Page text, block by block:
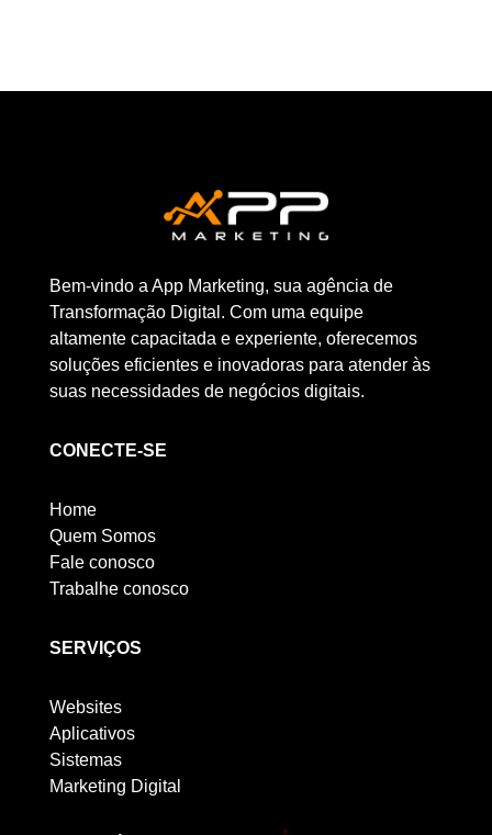
Bem-vindo a App Marketing, sua agência de
Transformação Digital. Com uma equipe
altamente capacitada e experiente, oferecemos
soluções eficientes e inovadoras para atender às
suas necessidades de negócios digitais.
CONECTE-SE
Home
Quem Somos
Fale conosco
Trabalhe conosco
SERVIÇOS
Websites
Aplicativos
Sistemas
Marketing Digital